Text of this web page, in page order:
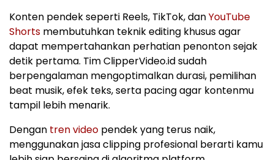
Konten pendek seperti Reels, TikTok, danYouTube
Shorts membutuhkan teknik editing khusus agar
dapat mempertahankan perhatian penonton sejak
detik pertama. Tim ClipperVideo.id sudah
berpengalaman mengoptimalkan durasi, pemilihan
beat musik, efek teks, serta pacing agar kontenmu
tampil lebih menarik.
Dengan tren video pendek yang terus naik,
menggunakan jasa clipping profesional berarti kamu